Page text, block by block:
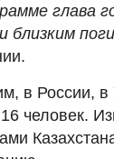
глава
близким
в России, в
человек.